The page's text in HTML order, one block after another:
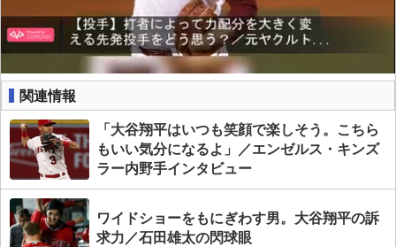
関連情報
「大谷翔平はいつも笑顔で楽しそう。こちら
もいい気分になるよ」／エンゼルス・キンズ
ラー内野手インタビュー
ワイドショーをもにぎわす男。大谷翔平の訴
求力／石田雄太の閃球眼